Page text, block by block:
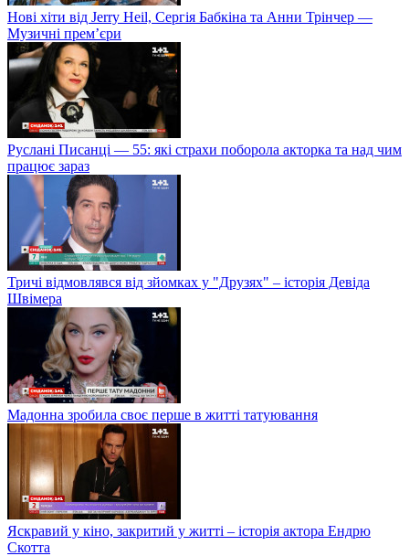
Нові хіти від Jerry Heil, Сергія Бабкіна та Анни Трінчер —
Музичні прем’єри
Руслані Писанці — 55: які страхи поборола акторка та над чим
працює зараз
Тричі відмовлявся від зйомках у "Друзях" – історія Девіда
Швімера
Мадонна зробила своє перше в житті татуювання
Яскравий у кіно, закритий у житті – історія актора Ендрю
Скотта